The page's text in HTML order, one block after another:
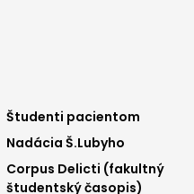
Footer
menu
Študenti pacientom
Nadácia Š.Lubyho
Corpus Delicti (fakultný
študentský časopis)